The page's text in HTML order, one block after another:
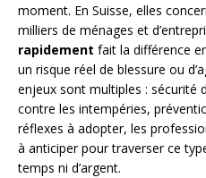
moment. En Suisse, elles
milliers de ménages et
rapidement fait la différence
un risque réel de blessure ou
enjeux sont multiples : sécurité
contre les intempéries,
réflexes à adopter, les
à anticiper pour traverser ce
temps ni d’argent.